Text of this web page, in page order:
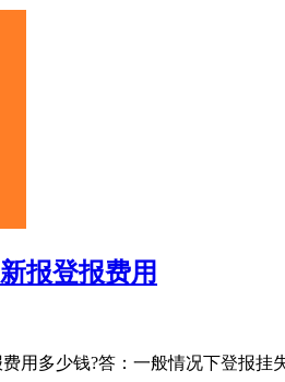
报登报费用
用多少钱?答：一般情况下登报